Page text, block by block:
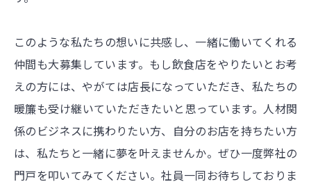
このような私たちの想いに共感し、一緒に働いてくれる
仲間も大募集しています。もし飲食店をやりたいとお考
えの方には、やがては店長になっていただき、私たちの
暖簾も受け継いていただきたいと思っています。人材関
係のビジネスに携わりたい方、自分のお店を持ちたい方
は、私たちと一緒に夢を叶えませんか。ぜひ一度弊社の
門戸を叩いてみてください。社員一同お待ちしておりま